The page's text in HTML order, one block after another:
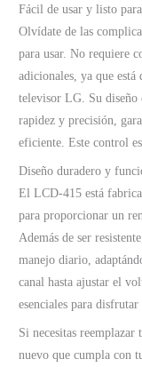
Fácil de usar y listo
Olvídate de las
para usar. No requiere
adicionales, ya que
televisor LG. Su diseño
rapidez y precisión,
eficiente. Este control
Diseño duradero y
El LCD-415 está
para proporcionar un
Además de ser
manejo diario,
canal hasta ajustar el
esenciales para
Si necesitas
nuevo que cumpla con